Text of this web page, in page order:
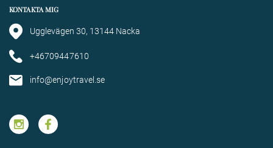
KONTAKTA MIG
Ugglevägen 30, 13144 Nacka
+46709447610
info@enjoytravel.se